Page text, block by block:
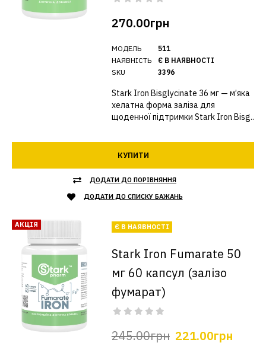
270.00грн
МОДЕЛЬ
НАЯВНІСТЬ
SKU
511
Є В НАЯВНОСТІ
3396
Stark Iron Bisglycinate 36 мг — м’яка
хелатна форма заліза для
щоденної підтримки Stark Iron Bisg..
КУПИТИ
ДОДАТИ ДО ПОРІВНЯННЯ
ДОДАТИ ДО СПИСКУ БАЖАНЬ
АКЦІЯ Є В НАЯВНОСТІ
Stark Iron Fumarate 50
мг 60 капсул (залізо
фумарат)
245.00грн 221.00грн